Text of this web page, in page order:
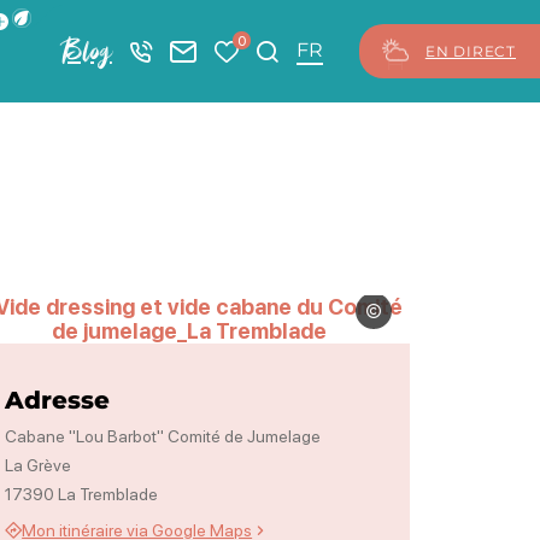
la barre de navigation du mode éco
Blog +33 5 46 08 21 00
Nous contacter
Mes favoris
0 Je recherche
FR EN DIRECT
Vide dressing et vide
Adresse
Cabane "Lou Barbot" Comité de Jumelage
La Grève
17390 La Tremblade
Mon itinéraire via Google Maps